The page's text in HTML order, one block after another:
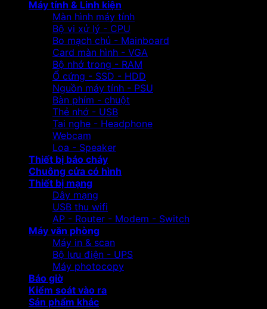
Máy tính & Linh kiện
Màn hình máy tính
Bộ vi xử lý - CPU
Bo mạch chủ - Mainboard
Card màn hình - VGA
Bộ nhớ trong - RAM
Ổ cứng - SSD - HDD
Nguồn máy tính - PSU
Bàn phím - chuột
Thẻ nhớ - USB
Tai nghe - Headphone
Webcam
Loa - Speaker
Thiết bị báo cháy
Chuông cửa có hình
Thiết bị mạng
Dây mạng
USB thu wifi
AP - Router - Modem - Switch
Máy văn phòng
Máy in & scan
Bộ lưu điện - UPS
Máy photocopy
Báo giờ
Kiểm soát vào ra
Sản phẩm khác